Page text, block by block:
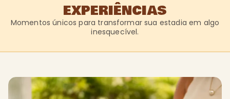
EXPERIÊNCIAS
Momentos únicos para transformar sua estadia em algo
inesquecível.